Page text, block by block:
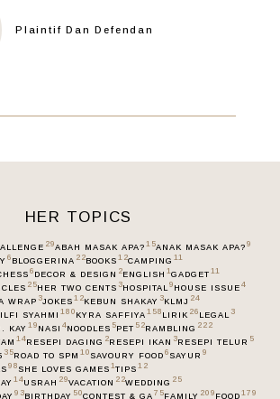
Plaintif Dan Defendan
HER TOPICS
29ABAH MASAK APA? 15ANAK MASAK APA? 9
6 BLOGGERINA 22BOOKS 12CAMPING 11
6 DECOR & DESIGN 2ENGLISH 1GADGET 11
25HER TWO CENTS 3HOSPITAL9 HOUSE ISSUE 4
WRAP 3JOKES 12KEBUN SHAKAY 3KLMJ 24
SYAHMI 180 KYRA SAFFIYA 158 LIRIK 26 LEGAL3
KAY 19 NASI 4NOODLES 5PET 52RAMBLING 222
14RESEPI DAGING 2RESEPI IKAN 3RESEPI TELUR 5
35ROAD TO SPM 10 SAVOURY FOOD 6 SAYUR 9
98 SHE LOVES GAMES 1TIPS 12
14USRAH 29VACATION 22WEDDING 25
93BIRTHDAY 50CONTEST & GA 75FAMILY 209 FOOD 179